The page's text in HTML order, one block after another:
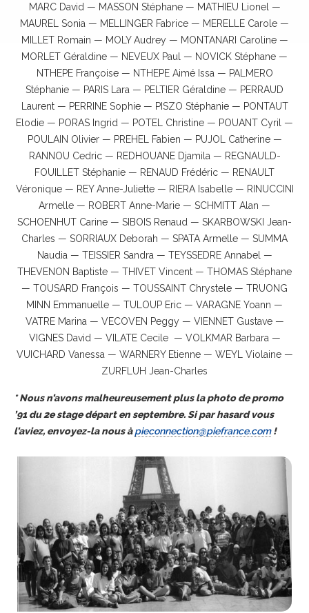
MARC David — MASSON Stéphane — MATHIEU Lionel —
MAUREL Sonia — MELLINGER Fabrice — MERELLE Carole —
MILLET Romain — MOLY Audrey — MONTANARI Caroline —
MORLET Géraldine — NEVEUX Paul — NOVICK Stéphane —
NTHEPE Françoise — NTHEPE Aimé Issa — PALMERO
Stéphanie — PARIS Lara — PELTIER Géraldine — PERRAUD
Laurent — PERRINE Sophie — PISZO Stéphanie — PONTAUT
Elodie — PORAS Ingrid — POTEL Christine — POUANT Cyril —
POULAIN Olivier — PREHEL Fabien — PUJOL Catherine —
RANNOU Cedric — REDHOUANE Djamila — REGNAULD-
FOUILLET Stéphanie — RENAUD Frédéric — RENAULT
Véronique — REY Anne-Juliette — RIERA Isabelle — RINUCCINI
Armelle — ROBERT Anne-Marie — SCHMITT Alan —
SCHOENHUT Carine — SIBOIS Renaud — SKARBOWSKI Jean-
Charles — SORRIAUX Deborah — SPATA Armelle — SUMMA
Naudia — TEISSIER Sandra — TEYSSEDRE Annabel —
THEVENON Baptiste — THIVET Vincent — THOMAS Stéphane
— TOUSARD François — TOUSSAINT Chrystele — TRUONG
MINN Emmanuelle — TULOUP Eric — VARAGNE Yoann —
VATRE Marina — VECOVEN Peggy — VIENNET Gustave —
VIGNES David — VILATE Cecile — VOLKMAR Barbara —
VUICHARD Vanessa — WARNERY Etienne — WEYL Violaine —
ZURFLUH Jean-Charles
* Nous n’avons malheureusement plus la photo de promo
’91 du 2e stage départ en septembre. Si par hasard vous
l’aviez, envoyez-la nous àpieconnection@piefrance.com!